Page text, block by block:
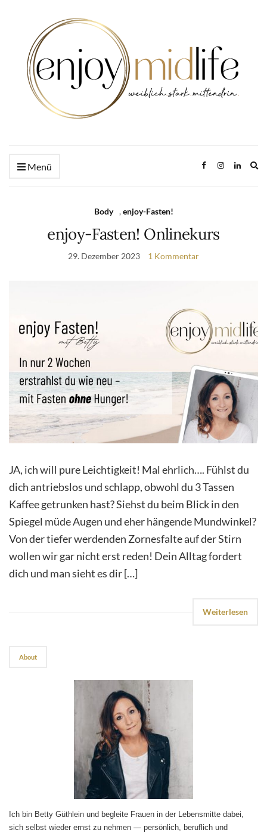
Menü
Body ,enjoy-Fasten!
enjoy-Fasten! Onlinekurs
29. Dezember 2023 1 Kommentar
JA, ich will pure Leichtigkeit! Mal ehrlich…. Fühlst du
dich antriebslos und schlapp, obwohl du 3 Tassen
Kaffee getrunken hast? Siehst du beim Blick in den
Spiegel müde Augen und eher hängende Mundwinkel?
Von der tiefer werdenden Zornesfalte auf der Stirn
wollen wir gar nicht erst reden! Dein Alltag fordert
dich und man sieht es dir […]
Weiterlesen
About
Ich bin Betty Güthlein und begleite Frauen in der Lebensmitte dabei,
sich selbst wieder ernst zu nehmen — persönlich, beruflich und